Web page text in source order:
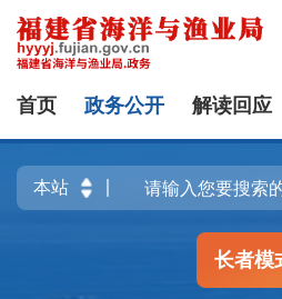
首页 政务公开 解读回应
长者模